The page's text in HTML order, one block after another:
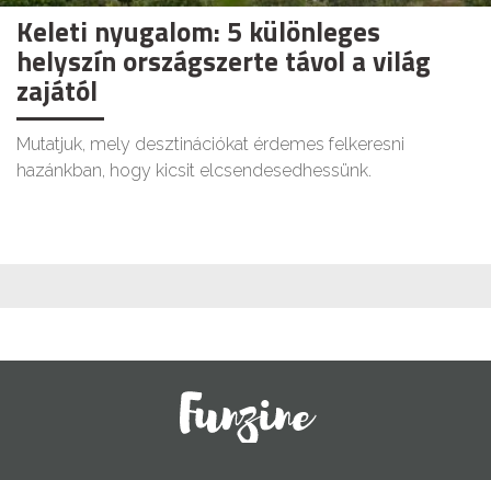
Keleti nyugalom: 5 különleges
helyszín országszerte távol a világ
zajától
Mutatjuk, mely desztinációkat érdemes felkeresni
hazánkban, hogy kicsit elcsendesedhessünk.